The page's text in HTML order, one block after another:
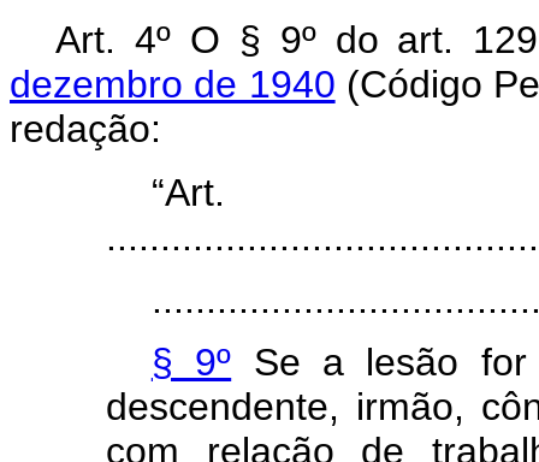
Art. 4º O § 9º do art.
dezembro de 1940 (Código
redação:
§ 9º Se a lesão for
descendente, irmão,
com relação de